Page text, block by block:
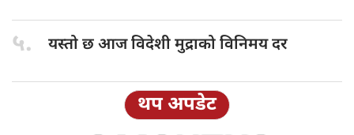
५. यस्तो छआज विदेशी मुद्राको विनिमय दर
थप अपडेट